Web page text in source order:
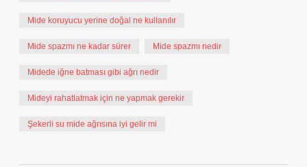
Mide koruyucu yerine doğal ne kullanılır
Mide spazmı ne kadar sürer Mide spazmı nedir
Midede iğne batması gibi ağrı nedir
Mideyi rahatlatmak için ne yapmak gerekir
Şekerli su mide ağrısına iyi gelir mi